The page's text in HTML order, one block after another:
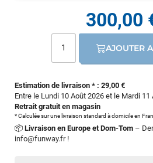
Estimation de livraison * : 29,00 €
Entre le Lundi 10 Août 2026 et le Mardi 11
Retrait gratuit en magasin
* Calculée sur une livraison standard à domicile en
📦 Livraison en Europe et Dom-Tom –
info@funway.fr!
300,00
AJOUTER